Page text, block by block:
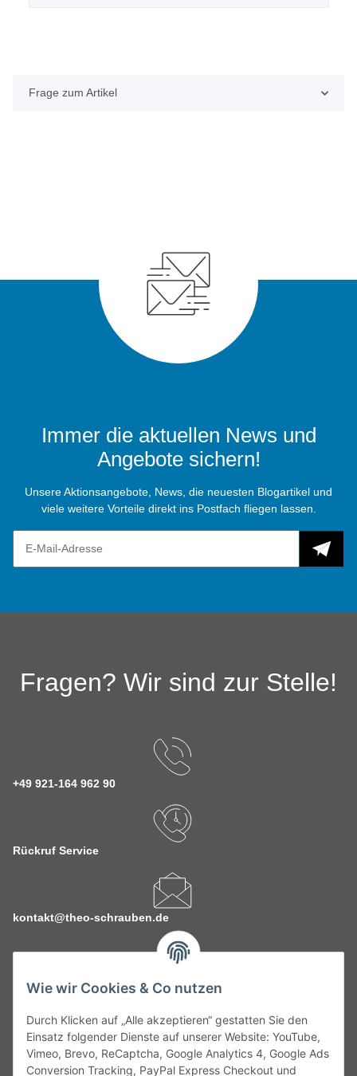
Wie wir Cookies & Co nutzen
Durch Klicken auf „Alle akzeptieren“ gestatten Sie den
Einsatz folgender Dienste auf unserer Website: YouTube,
Vimeo, Brevo, ReCaptcha, Google Analytics 4, Google Ads
Conversion Tracking, PayPal Express Checkout und
Frage zum Artikel
Immer die aktuellen News und
Angebote sichern!
Unsere Aktionsangebote, News, die neuesten Blogartikel und
viele weitere Vorteile direkt ins Postfach fliegen lassen.
Fragen? Wir sind zur Stelle!
+49 921-164 962 90
Rückruf Service
kontakt@theo-schrauben.de
Service
Gesetzliche Informationen